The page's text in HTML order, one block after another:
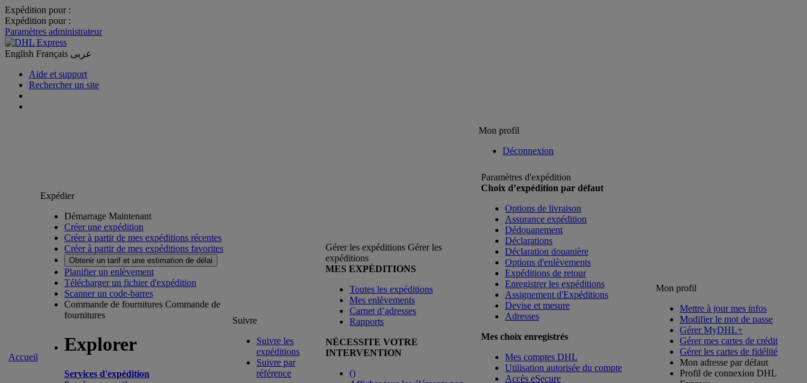
Expédition pour :
Expédition pour :
Paramètres administrateur
English Français عربى
Aide et support
Rechercher un site
Mon profil
Déconnexion
Accueil
Expédier
Démarrage Maintenant
Créer une expédition
Créer à partir de mes expéditions récentes
Créer à partir de mes expéditions favorites
Obtenir un tarif et une estimation de délai
Planifier un enlèvement
Télécharger un fichier d'expédition
Scanner un code-barres
Commande de fournitures Commande de
fournitures
Explorer
Services d'expédition
Suivre
Suivre les
expéditions
Suivre par
référence
Gérer les expéditions Gérer les
expéditions
MES EXPÉDITIONS
Toutes les expéditions
Mes enlèvements
Carnet d’adresses
Rapports
NÉCESSITE VOTRE
INTERVENTION
()
Paramètres d'expédition
Choix d’expédition par défaut
Options de livraison
Assurance expédition
Dédouanement
Déclarations
Déclaration douanière
Options d'enlèvements
Expéditions de retour
Enregistrer les expéditions
Assignement d'Expéditions
Devise et mesure
Adresses
Mes choix enregistrés
Mes comptes DHL
Utilisation autorisée du compte
Accès eSecure
Mon profil
Mettre à jour mes infos
Modifier le mot de passe
Gérer MyDHL+
Gérer mes cartes de crédit
Gérer les cartes de fidélité
Mon adresse par défaut
Profil de connexion DHL